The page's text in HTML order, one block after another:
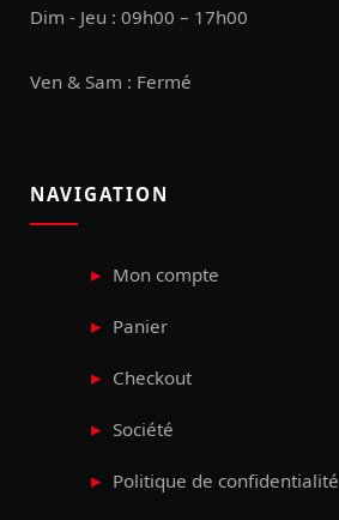
Dim - Jeu : 09h00 – 17h00
Ven & Sam : Fermé
NAVIGATION
Mon compte
Panier
Checkout
Société
Politique de confidentialité